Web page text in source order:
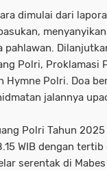
dimulai dari
Polri, Proklamasi
Hymne Polri. Doa
jalannya
Polri Tahun
WIB dengan
serentak di